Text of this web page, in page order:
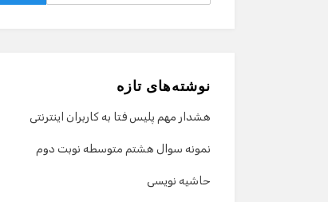
نوشته‌های تازه
هشدار مهم پلیس فتا به کاربران اینترنتی
نمونه سوال هشتم متوسطه نوبت دوم
حاشیه نویسی